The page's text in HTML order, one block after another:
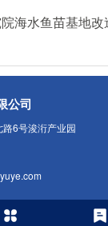
海水鱼苗基地改
公司
6号浚洐产业园